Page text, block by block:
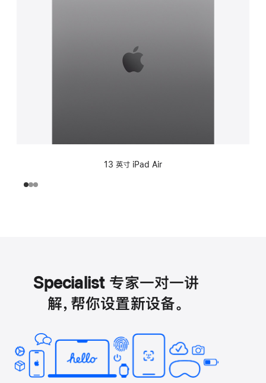
13 英寸 iPad Air
Specialist 专家一对一讲
解，帮你设置新设备。